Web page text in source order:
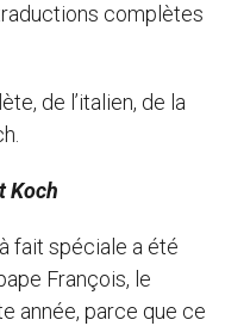
complètes
de l’italien, de la
Koch
fait spéciale a été
François, le
année, parce que ce